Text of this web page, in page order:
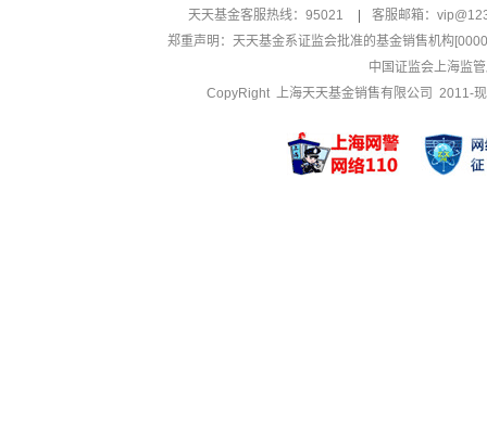
天天基金客服热线：95021
客服邮箱：
郑重声明： 天天基金系证监会批准的基金销售机构
中国证监会上海监
CopyRight 上海天天基金销售有限公司 2011-